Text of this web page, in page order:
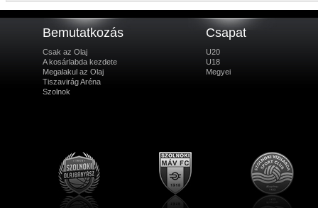
Bemutatkozás
Csak az Olaj
A kosárlabda kezdete
Megalakul az Olaj
Tiszavirág Aréna
Szolnok
Csapat
U20
U18
Megyei